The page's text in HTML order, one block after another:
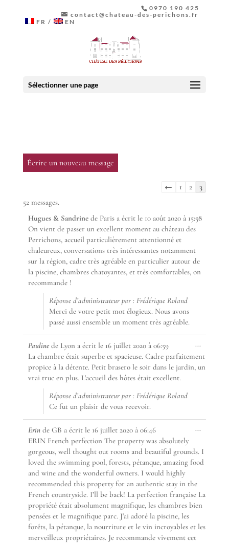
0970 190 425
contact@chateau-des-perichons.fr
FR
EN
Sélectionner une page
Navigation
liste
du
livre
d’or
← 1 2
3
52 messages.
Hugues & Sandrine de Paris a écrit le10 août 2020 à 15:58
On vient de passer un excellent moment au château des
Perrichons, accueil particulièrement attentionné et
chaleureux, conversations très intéressantes notamment
sur la région, cadre très agréable en particulier autour de
la piscine, chambres chatoyantes, et très comfortables, on
recommande !
Réponse d’administrateur par : Frédérique Roland
Merci de votre petit mot élogieux. Nous avons
passé aussi ensemble un moment très agréable.
...Ouvrir/
Pauline de Lyon a écrit le16 juillet 2020 à 06:59
La chambre était superbe et spacieuse. Cadre parfaitement
propice à la détente. Petit brasero le soir dans le jardin, un
vrai truc en plus. L'accueil des hôtes était excellent.
Réponse d’administrateur par : Frédérique Roland
Ce fut un plaisir de vous recevoir.
...
boîte
méta.
Erin de GB a écrit le16 juillet 2020 à 06:46
ERIN French perfection The property was absolutely
gorgeous, well thought out rooms and beautiful grounds. I
loved the swimming pool, forests, pétanque, amazing food
and wine and the wonderful owners. I would highly
recommended this property for an authentic stay in the
French countryside. I’ll be back! La perfection française La
propriété était absolument magnifique, les chambres bien
pensées et le magnifique parc. J'ai adoré la piscine, les
forêts, la pétanque, la nourriture et le vin incroyables et les
merveilleux propriétaires. Je recommande vivement cet
...
méta.